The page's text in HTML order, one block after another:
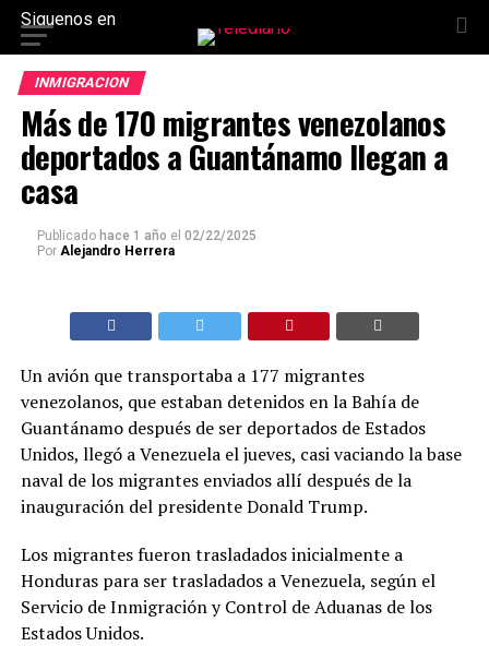
Siguenos en
INMIGRACION
Más de 170 migrantes venezolanos
deportados a Guantánamo llegan a
casa
Publicado hace 1 año el 02/22/2025
Por Alejandro Herrera
Un avión que transportaba a 177 migrantes
venezolanos, que estaban detenidos en la Bahía de
Guantánamo después de ser deportados de Estados
Unidos, llegó a Venezuela el jueves, casi vaciando la base
naval de los migrantes enviados allí después de la
inauguración del presidente Donald Trump.
Los migrantes fueron trasladados inicialmente a
Honduras para ser trasladados a Venezuela, según el
Servicio de Inmigración y Control de Aduanas de los
Estados Unidos.